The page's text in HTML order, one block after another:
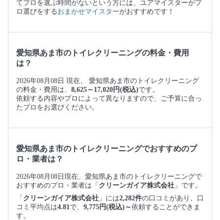
てプロを選ぶ時間がないという方には、ユアマイスターがプ
ロ選びをする おまかせマイスターがおすすめです！
愛知県あま市のトイレクリーニングの料金・費用
は？
2026年08月08日 現在、 愛知県あま市のトイレクリーニング
の料金・費用は、 8,625～17,020円(税込)です。
依頼する内容やプロによって異なりますので、ご予算に合っ
たプロをお選びください。
愛知県あま市のトイレクリーニングでおすすめのプ
ロ・業者は？
2026年08月08日現在、愛知県あま市のトイレクリーニングで
おすすめのプロ・業者は「 クリーンガイア株式会社 」です。
「 クリーンガイア株式会社 」には2,282件の口コミがあり、口
コミ平均点は4.81 で、 9,775円(税込)～依頼することができま
す。